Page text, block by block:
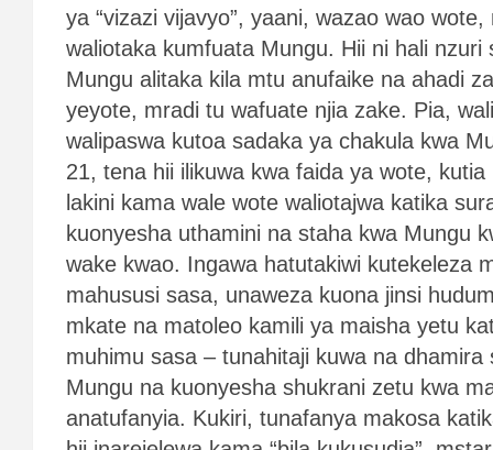
ya “vizazi vijavyo”, yaani, wazao wao
waliotaka kumfuata Mungu. Hii ni hali nzuri
Mungu alitaka kila mtu anufaike na ahadi
yeyote, mradi tu wafuate njia zake. Pia,
walipaswa kutoa sadaka ya chakula kwa
21, tena hii ilikuwa kwa faida ya wote,
lakini kama wale wote waliotajwa katika
kuonyesha uthamini na staha kwa Mungu
wake kwao. Ingawa hatutakiwi kutekeleza
mahususi sasa, unaweza kuona jinsi
mkate na matoleo kamili ya maisha yetu
muhimu sasa – tunahitaji kuwa na dhamira
Mungu na kuonyesha shukrani zetu kwa
anatufanyia. Kukiri, tunafanya makosa